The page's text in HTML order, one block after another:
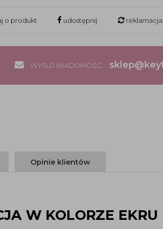
o produkt udostępnij reklamacja
WYŚLIJ WIADOMOŚĆ:
Opinie klientów
W KOLORZE EKRU